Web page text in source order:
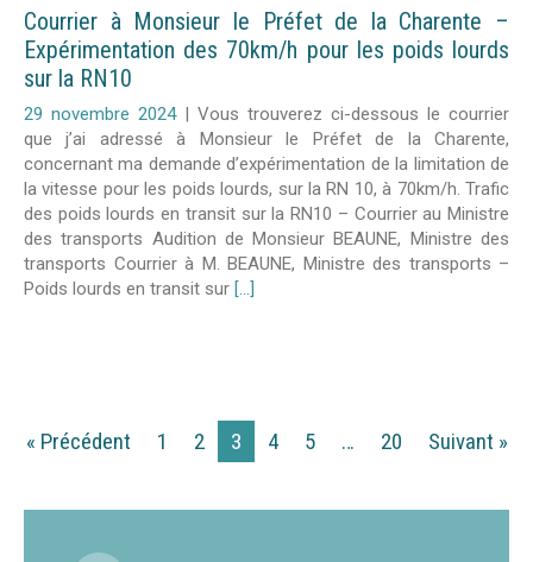
Courrier à Monsieur le Préfet de la Charente –
Expérimentation des 70km/h pour les poids lourds
sur la RN10
29 novembre 2024 | Vous trouverez ci-dessous le courrier
que j’ai adressé à Monsieur le Préfet de la Charente,
concernant ma demande d’expérimentation de la limitation de
la vitesse pour les poids lourds, sur la RN 10, à 70km/h. Trafic
des poids lourds en transit sur la RN10 – Courrier au Ministre
des transports Audition de Monsieur BEAUNE, Ministre des
transports Courrier à M. BEAUNE, Ministre des transports –
Poids lourds en transit sur [...]
« Précédent 1 2 3 4 5 … 20 Suivant »